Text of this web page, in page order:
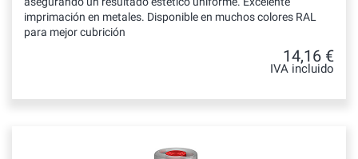
imprimación en metales. Disponible en muchos colores RAL
para mejor cubrición
14,16 €
IVA incluido